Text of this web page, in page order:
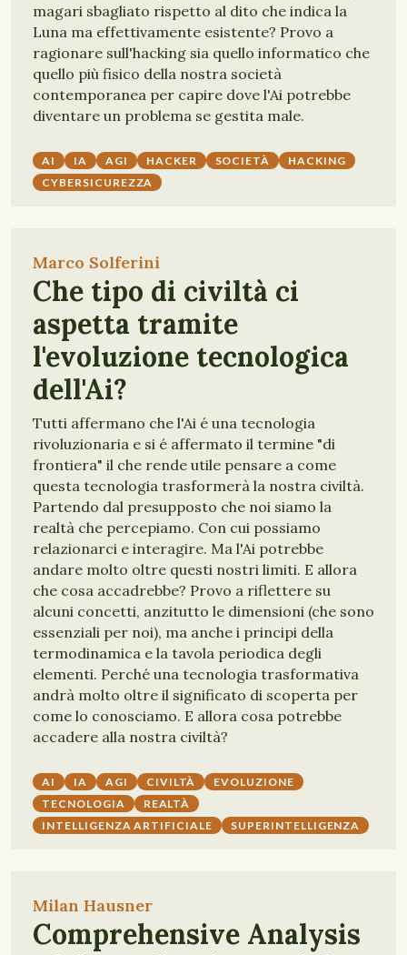
magari sbagliato rispetto al dito che indica la
Luna ma effettivamente esistente? Provo a
ragionare sull'hacking sia quello informatico che
quello più fisico della nostra società
contemporanea per capire dove l'Ai potrebbe
diventare un problema se gestita male.
AI IA AGI HACKER SOCIETÀ
HACKING
CYBERSICUREZZA
Marco Solferini
Che tipo di civiltà ci
aspetta tramite
l'evoluzione tecnologica
dell'Ai?
Tutti affermano che l'Ai é una tecnologia
rivoluzionaria e si é affermato il termine "di
frontiera" il che rende utile pensare a come
questa tecnologia trasformerà la nostra civiltà.
Partendo dal presupposto che noi siamo la
realtà che percepiamo. Con cui possiamo
relazionarci e interagire. Ma l'Ai potrebbe
andare molto oltre questi nostri limiti. E allora
che cosa accadrebbe? Provo a riflettere su
alcuni concetti, anzitutto le dimensioni (che sono
essenziali per noi), ma anche i principi della
termodinamica e la tavola periodica degli
elementi. Perché una tecnologia trasformativa
andrà molto oltre il significato di scoperta per
come lo conosciamo. E allora cosa potrebbe
accadere alla nostra civiltà?
AI IA AGI CIVILTÀ
EVOLUZIONE
TECNOLOGIA
REALTÀ
INTELLIGENZA ARTIFICIALE
SUPERINTELLIGENZA
Milan Hausner
Comprehensive Analysis